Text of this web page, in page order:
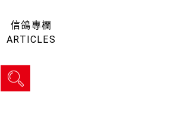
信鴿專欄
ARTICLES